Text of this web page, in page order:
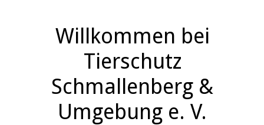
Willkommen bei
Tierschutz
Schmallenberg &
Umgebung e. V.